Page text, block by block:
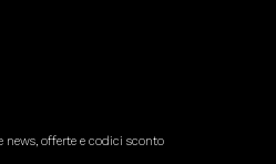
news, offerte e codici sconto